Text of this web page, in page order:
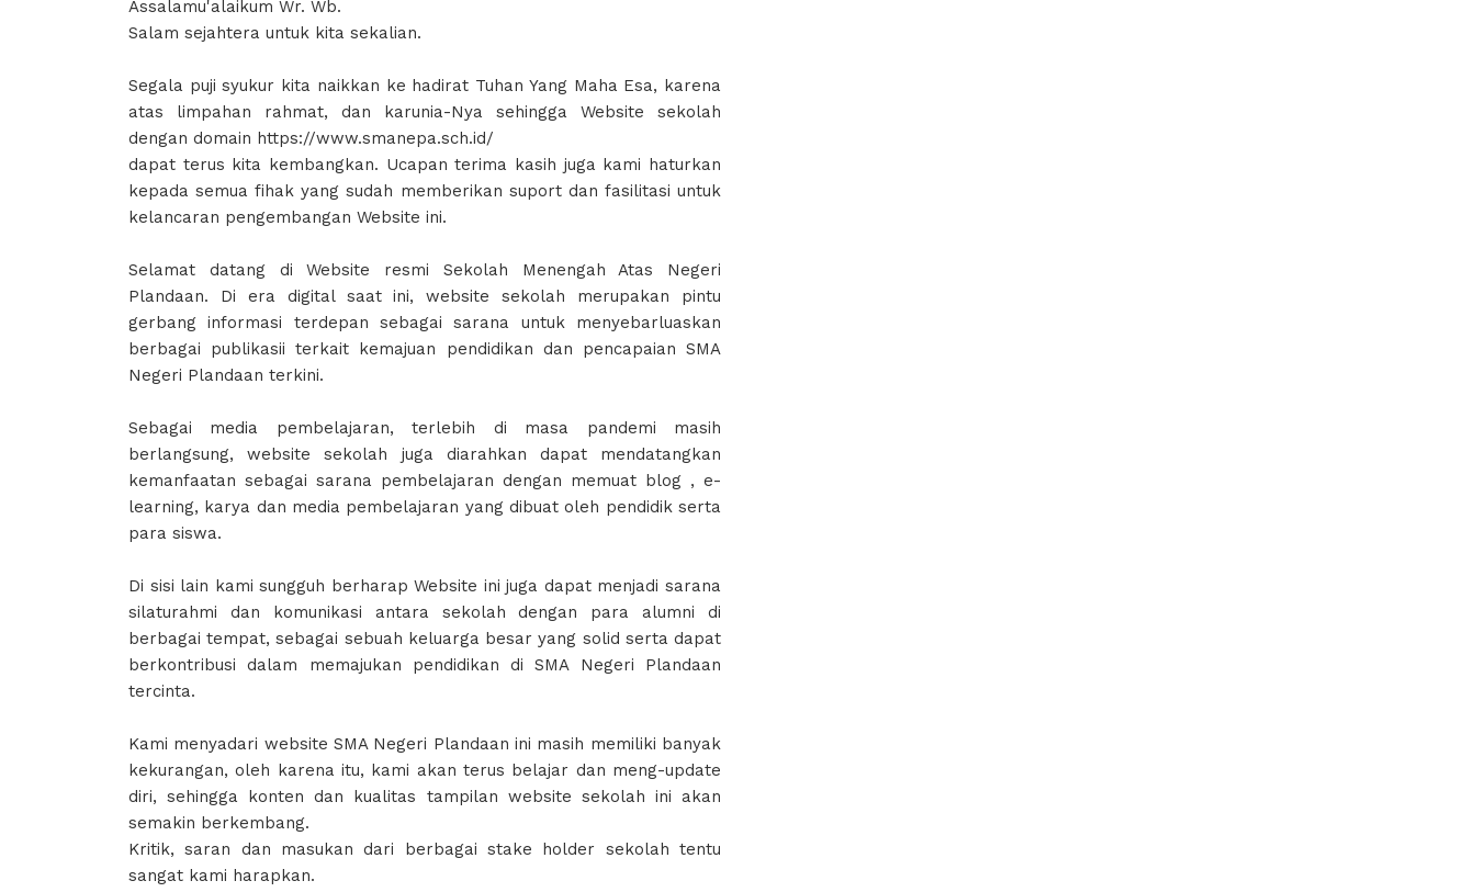
Assalamu'alaikum Wr. Wb.
Salam sejahtera untuk kita sekalian.
Segala puji syukur kita naikkan ke hadirat Tuhan Yang Maha Esa, karena
atas limpahan rahmat, dan karunia-Nya sehingga Website sekolah
dengan domain https://www.smanepa.sch.id/
dapat terus kita kembangkan. Ucapan terima kasih juga kami haturkan
kepada semua fihak yang sudah memberikan suport dan fasilitasi untuk
kelancaran pengembangan Website ini.
Selamat datang di Website resmi Sekolah Menengah Atas Negeri
Plandaan. Di era digital saat ini, website sekolah merupakan pintu
gerbang informasi terdepan sebagai sarana untuk menyebarluaskan
berbagai publikasii terkait kemajuan pendidikan dan pencapaian SMA
Negeri Plandaan terkini.
Sebagai media pembelajaran, terlebih di masa pandemi masih
berlangsung, website sekolah juga diarahkan dapat mendatangkan
kemanfaatan sebagai sarana pembelajaran dengan memuat blog , e-
learning, karya dan media pembelajaran yang dibuat oleh pendidik serta
para siswa.
Di sisi lain kami sungguh berharap Website ini juga dapat menjadi sarana
silaturahmi dan komunikasi antara sekolah dengan para alumni di
berbagai tempat, sebagai sebuah keluarga besar yang solid serta dapat
berkontribusi dalam memajukan pendidikan di SMA Negeri Plandaan
tercinta.
Kami menyadari website SMA Negeri Plandaan ini masih memiliki banyak
kekurangan, oleh karena itu, kami akan terus belajar dan meng-update
diri, sehingga konten dan kualitas tampilan website sekolah ini akan
semakin berkembang.
Kritik, saran dan masukan dari berbagai stake holder sekolah tentu
sangat kami harapkan.